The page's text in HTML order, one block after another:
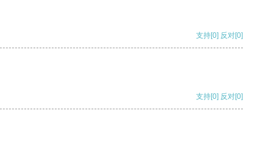
支持[0] 反对[0]
支持[0] 反对[0]